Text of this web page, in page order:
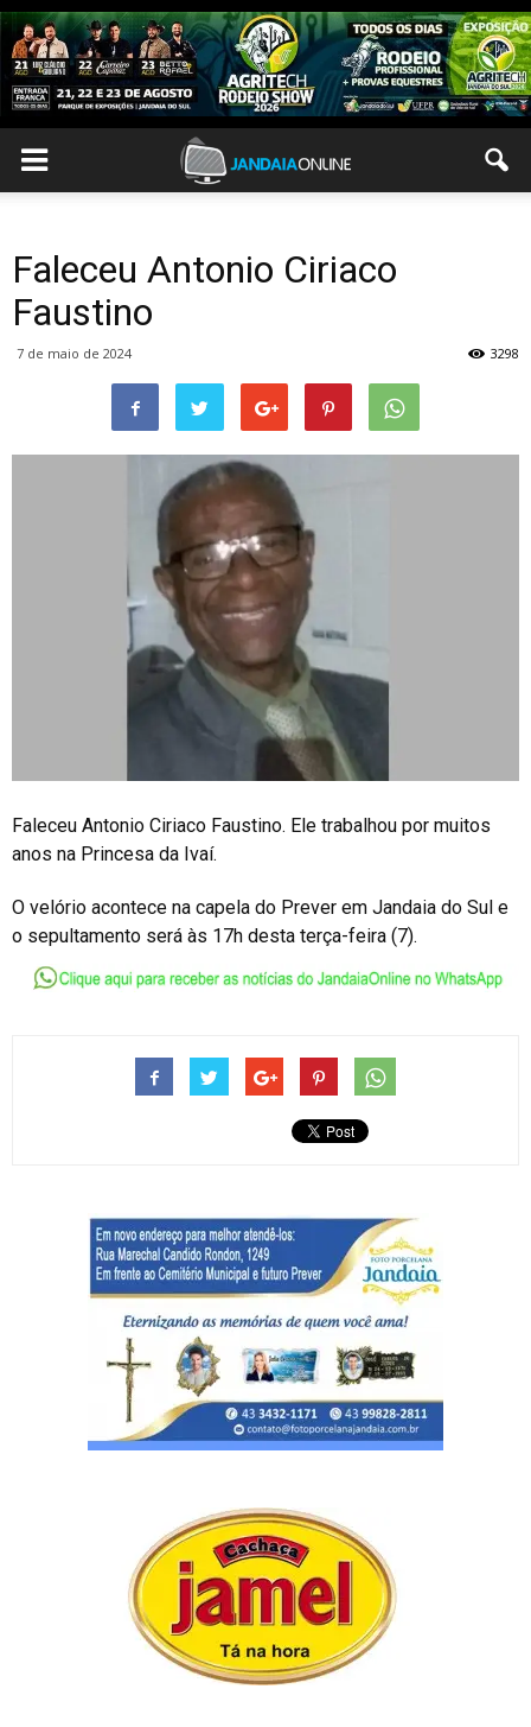
Faleceu Antonio Ciriaco
Faustino
7 de maio de 2024 3298
Faleceu Antonio Ciriaco Faustino. Ele trabalhou por muitos
anos na Princesa da Ivaí.
O velório acontece na capela do Prever em Jandaia do Sul e
o sepultamento será às 17h desta terça-feira (7).